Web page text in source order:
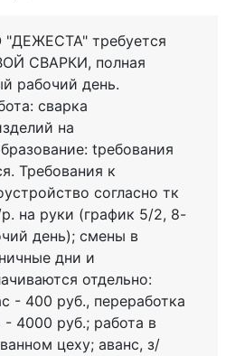
требуется
СВАРКИ, полная
рабочий день.
сварка
на
tребования
Требования к
согласно тк
на руки (график 5/2, 8-
день); смены в
дни и
отдельно:
- 400 руб., переработка
4000 руб.; работа в
цеху; аванс, з/